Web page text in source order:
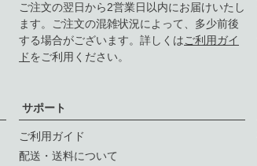
ご注文の翌日から2営業日以内にお届けいたし
ます。ご注文の混雑状況によって、多少前後
する場合がございます。詳しくはご利用ガイ
ドをご利用ください。
サポート
ご利用ガイド
配送・送料について